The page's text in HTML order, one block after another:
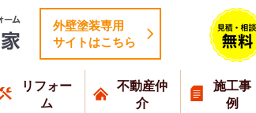
外壁塗装専用
サイトはこちら
リフォー
ム
不動産仲
介
施工事
例